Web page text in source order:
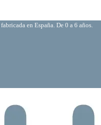
en España. De 0 a 6 años.